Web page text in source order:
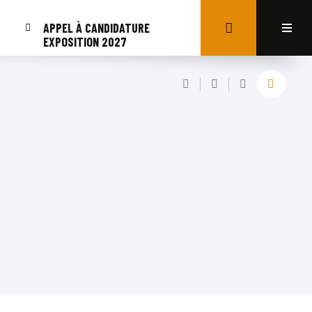
APPEL À CANDIDATURE
EXPOSITION 2027